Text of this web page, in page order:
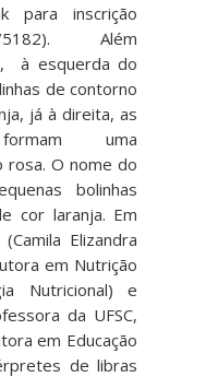
para inscrição
5182). Além
à esquerda do
de contorno
já à direita, as
uma
rosa. O nome do
bolinhas
cor laranja. Em
Elizandra
em Nutrição
Nutricional) e
da UFSC,
em Educação
de libras